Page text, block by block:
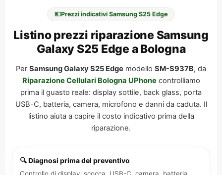
💶Prezzi indicativi Samsung S25 Edge
Listino prezzi riparazione Samsung
Galaxy S25 Edge a Bologna
PerSamsung Galaxy S25 Edge modello SM-S937B, da
Riparazione Cellulari Bologna UPhonecontrolliamo
prima il guasto reale: display sottile, back glass, porta
USB-C, batteria, camera, microfono e danni da caduta. Il
listino aiuta a capire il costo indicativo prima della
riparazione.
🔍 Diagnosi prima del preventivo